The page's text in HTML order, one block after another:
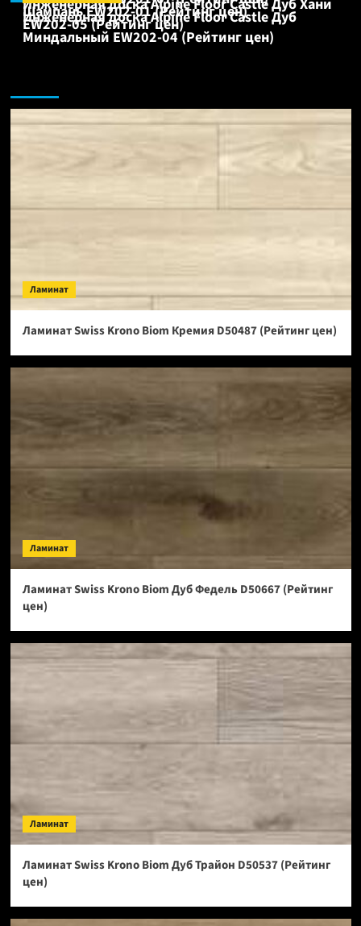
Шампань EW202-01 (Рейтинг цен)
Инженерная доска Alpine Floor Castle Дуб Хани
EW202-05 (Рейтинг цен)
Инженерная доска Alpine Floor Castle Дуб
Миндальный EW202-04 (Рейтинг цен)
Ламинат
Ламинат Swiss Krono Biom Кремия D50487 (Рейтинг цен)
Ламинат
Ламинат Swiss Krono Biom Дуб Федель D50667 (Рейтинг
цен)
Ламинат
Ламинат Swiss Krono Biom Дуб Трайон D50537 (Рейтинг
цен)